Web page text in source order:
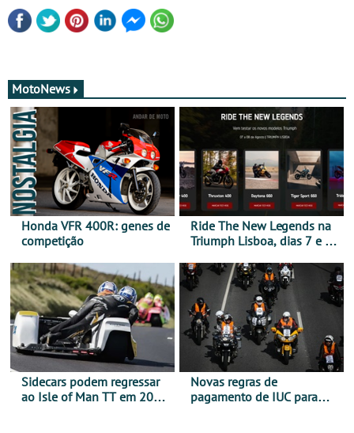
MotoNews
Honda VFR 400R: genes de
competição
Ride The New Legends na
Triumph Lisboa, dias 7 e 8
Sidecars podem regressar
ao Isle of Man TT em 2027
Novas regras de
pagamento de IUC para